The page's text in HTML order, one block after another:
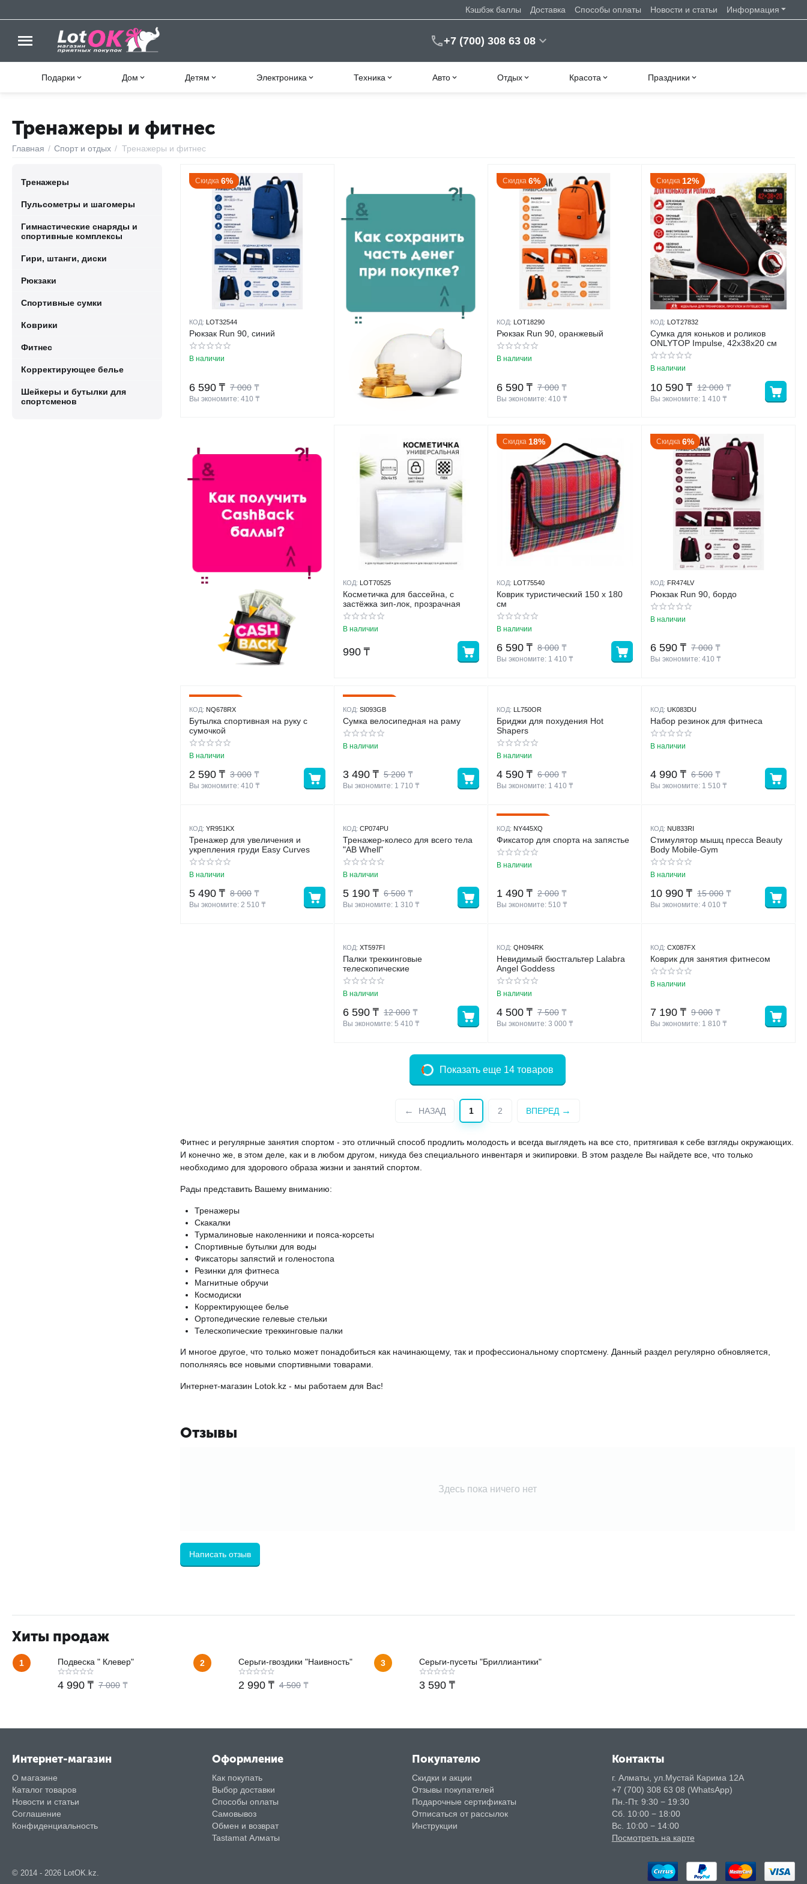
Кэшбэк баллы Доставка Способы оплаты Новости и статьи Информация
+7 (700) 308 63 08
Подарки Дом Детям Электроника Техника Авто Отдых Красота Праздники
Тренажеры и фитнес
Главная / Спорт и отдых / Тренажеры и фитнес
Фитнес и регулярные занятия спортом - это отличный способ продлить молодость и всегда выглядеть на все сто, притягивая к себе взгляды окружающих.
И конечно же, в этом деле, как и в любом другом, никуда без специального инвентаря и экипировки. В этом разделе Вы найдете все, что только
необходимо для здорового образа жизни и занятий спортом.
Рады представить Вашему вниманию:
Тренажеры
Скакалки
Турмалиновые наколенники и пояса-корсеты
Спортивные бутылки для воды
Фиксаторы запястий и голеностопа
Резинки для фитнеса
Магнитные обручи
Космодиски
Корректирующее белье
Ортопедические гелевые стельки
Телескопические треккинговые палки
И многое другое, что только может понадобиться как начинающему, так и профессиональному спортсмену. Данный раздел регулярно обновляется,
пополняясь все новыми спортивными товарами.
Интернет-магазин Lotok.kz - мы работаем для Вас!
Скидка 6%
КОД: LOT32544
Рюкзак Run 90, синий
В наличии
7 000 ₸
6 590 ₸
Вы экономите: 410 ₸
Скидка 6%
КОД: LOT18290
Рюкзак Run 90, оранжевый
В наличии
7 000 ₸
6 590 ₸
Вы экономите: 410 ₸
Скидка 12%
КОД: LOT27832
Сумка для коньков и роликов
ONLYTOP Impulse, 42х38х20 см
В наличии
12 000 ₸
10 590 ₸
Вы экономите: 1 410 ₸
КОД: LOT70525
Косметичка для бассейна, с
застёжка зип-лок, прозрачная
В наличии
990 ₸
Скидка 18%
КОД: LOT75540
Коврик туристический 150 х 180
см
В наличии
8 000 ₸
6 590 ₸
Вы экономите: 1 410 ₸
Скидка 6%
КОД: FR474LV
Рюкзак Run 90, бордо
В наличии
7 000 ₸
6 590 ₸
Вы экономите: 410 ₸
КОД: NQ678RX
Бутылка спортивная на руку с
сумочкой
В наличии
3 000 ₸
2 590 ₸
Вы экономите: 410 ₸
КОД: SI093GB
Сумка велосипедная на раму
В наличии
5 200 ₸
3 490 ₸
Вы экономите: 1 710 ₸
КОД: LL750OR
Бриджи для похудения Hot
Shapers
В наличии
6 000 ₸
4 590 ₸
Вы экономите: 1 410 ₸
КОД: UK083DU
Набор резинок для фитнеса
В наличии
6 500 ₸
4 990 ₸
Вы экономите: 1 510 ₸
КОД: YR951KX
Тренажер для увеличения и
укрепления груди Easy Curves
В наличии
8 000 ₸
5 490 ₸
Вы экономите: 2 510 ₸
КОД: CP074PU
Тренажер-колесо для всего тела
"AB Whell"
В наличии
6 500 ₸
5 190 ₸
Вы экономите: 1 310 ₸
КОД: NY445XQ
Фиксатор для спорта на запястье
В наличии
2 000 ₸
1 490 ₸
Вы экономите: 510 ₸
КОД: NU833RI
Стимулятор мышц пресса Beauty
Body Mobile-Gym
В наличии
15 000 ₸
10 990 ₸
Вы экономите: 4 010 ₸
КОД: XT597FI
Палки треккинговые
телескопические
В наличии
12 000 ₸
6 590 ₸
Вы экономите: 5 410 ₸
КОД: QH094RK
Невидимый бюстгальтер Lalabra
Angel Goddess
В наличии
7 500 ₸
4 500 ₸
Вы экономите: 3 000 ₸
КОД: CX087FX
Коврик для занятия фитнесом
В наличии
9 000 ₸
7 190 ₸
Вы экономите: 1 810 ₸
Показать еще 14 товаров
НАЗАД 1 2 ВПЕРЕД
Отзывы
Здесь пока ничего нет
Написать отзыв
Тренажеры
Пульсометры и шагомеры
Гимнастические снаряды и
спортивные комплексы
Гири, штанги, диски
Рюкзаки
Спортивные сумки
Коврики
Фитнес
Корректирующее белье
Шейкеры и бутылки для
спортсменов
Хиты продаж
1 Подвеска " Клевер"
7 000 ₸
4 990 ₸
2 Серьги-гвоздики "Наивность"
4 500 ₸
2 990 ₸
3 Серьги-пусеты "Бриллиантики"
3 590 ₸
Интернет-магазин
О магазине
Каталог товаров
Новости и статьи
Соглашение
Конфиденциальность
Оформление
Как покупать
Выбор доставки
Способы оплаты
Самовывоз
Обмен и возврат
Tastamat Алматы
Покупателю
Скидки и акции
Отзывы покупателей
Подарочные сертификаты
Отписаться от рассылок
Инструкции
Контакты
г. Алматы, ул.Мустай Карима 12А
+7 (700) 308 63 08 (WhatsApp)
Пн.-Пт. 9:30 − 19:30
Сб. 10:00 − 18:00
Вс. 10:00 − 14:00
Посмотреть на карте
© 2014 - 2026 LotOK.kz.